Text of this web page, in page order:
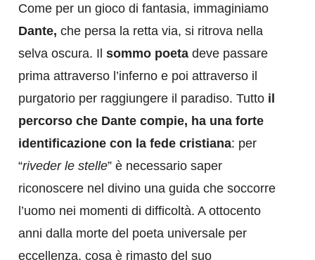
Come per un gioco di fantasia, immaginiamo
Dante, che persa la retta via, si ritrova nella
selva oscura. Il sommo poeta deve passare
prima attraverso l’inferno e poi attraverso il
purgatorio per raggiungere il paradiso. Tutto il
percorso che Dante compie, ha una forte
identificazione con la fede cristiana: per
“riveder le stelle” è necessario saper
riconoscere nel divino una guida che soccorre
l’uomo nei momenti di difficoltà. A ottocento
anni dalla morte del poeta universale per
eccellenza, cosa è rimasto del suo